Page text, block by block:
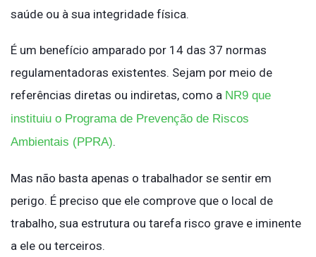
saúde ou à sua integridade física.
É um benefício amparado por 14 das 37 normas
regulamentadoras existentes. Sejam por meio de
referências diretas ou indiretas, como a NR9 que
instituiu o Programa de Prevenção de Riscos
Ambientais (PPRA).
Mas não basta apenas o trabalhador se sentir em
perigo. É preciso que ele comprove que o local de
trabalho, sua estrutura ou tarefa risco grave e iminente
a ele ou terceiros.